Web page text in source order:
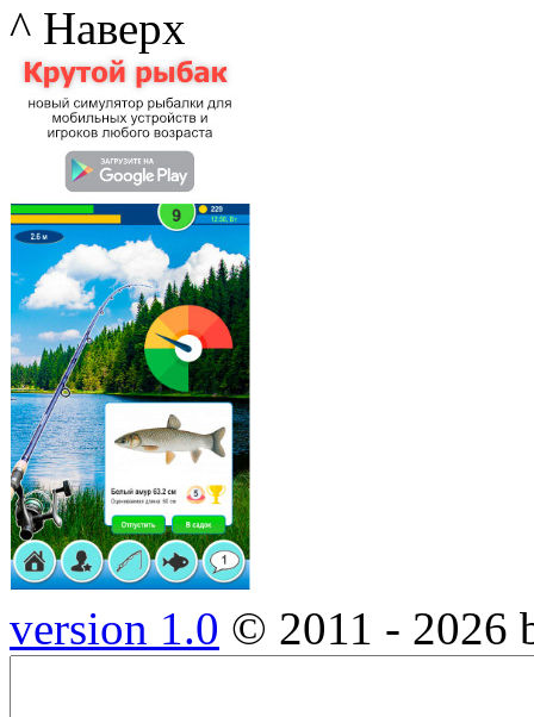
^ Наверх
version 1.0 © 2011 - 2026